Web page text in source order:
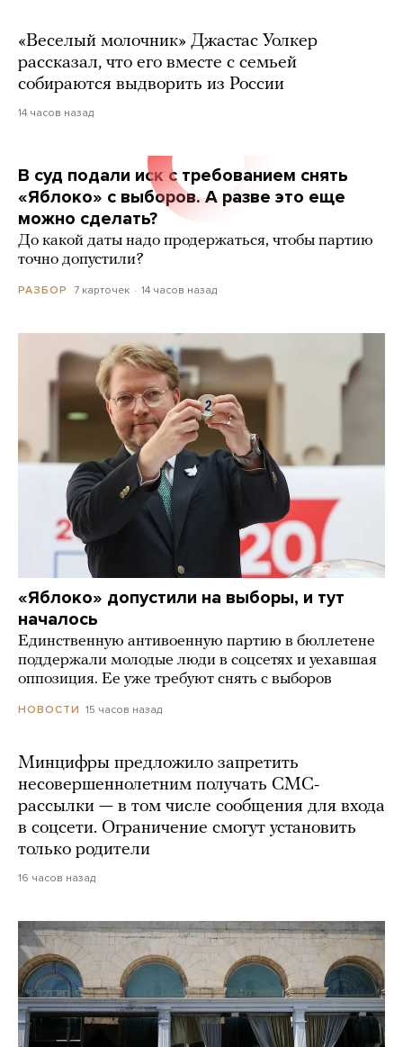
«Веселый молочник» Джастас Уолкер
рассказал, что его вместе с семьей
собираются выдворить из России
14 часов назад
В суд подали иск с требованием снять
«Яблоко» с выборов. А разве это еще
можно сделать?
До какой даты надо продержаться, чтобы партию
точно допустили?
РАЗБОР 7 карточек 14 часов назад
«Яблоко» допустили на выборы, и тут
началось
Единственную антивоенную партию в бюллетене
поддержали молодые люди в соцсетях и уехавшая
оппозиция. Ее уже требуют снять с выборов
НОВОСТИ 15 часов назад
Минцифры предложило запретить
несовершеннолетним получать СМС-
рассылки — в том числе сообщения для входа
в соцсети. Ограничение смогут установить
только родители
16 часов назад